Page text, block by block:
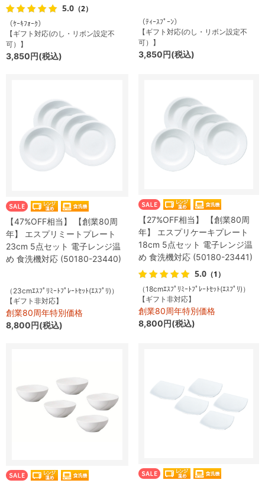
5.0 （2）
（ｹｰｷﾌｫｰｸ）
【ギフト対応(のし・リボン設定不
可）】
3,850円(税込)
（ﾃｨｰｽﾌﾟｰﾝ）
【ギフト対応(のし・リボン設定不
可）】
3,850円(税込)
【47%OFF相当】 【創業80周
年】 エスプリミートプレート
23cm 5点セット 電子レンジ温
め 食洗機対応 (50180-23440)
（23cmｴｽﾌﾟﾘﾐｰﾄﾌﾟﾚｰﾄｾｯﾄ(ｴｽﾌﾟﾘ)）
【ギフト非対応】
創業80周年特別価格
8,800円(税込)
【27%OFF相当】 【創業80周
年】 エスプリケーキプレート
18cm 5点セット 電子レンジ温
め 食洗機対応 (50180-23441)
5.0 （1）
（18cmｴｽﾌﾟﾘﾐｰﾄﾌﾟﾚｰﾄｾｯﾄ(ｴｽﾌﾟﾘ)）
【ギフト非対応】
創業80周年特別価格
8,800円(税込)